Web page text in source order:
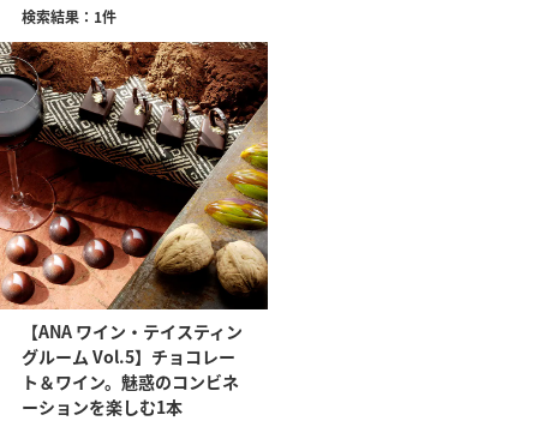
検索結果：1件
【ANA ワイン・テイスティン
グルーム Vol.5】チョコレー
ト＆ワイン。魅惑のコンビネ
ーションを楽しむ1本